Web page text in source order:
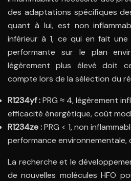
des adaptations spécifiques
quant à lui, est non
inférieur à 1, ce qui en fait
performante sur le plan
légèrement plus élevé doit
compte lors de la sélection du
R1234yf :PRG ≈ 4, légèrement
efficacité énergétique, coût
R1234ze :PRG < 1, non
performance environnementale,
La recherche et le
de nouvelles molécules HFO